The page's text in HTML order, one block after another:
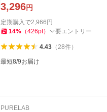
3,296円
定期購入で2,966円
14% （426pt） 要エントリー
4.43（ 28件）
最短8/9お届け
PURELAB